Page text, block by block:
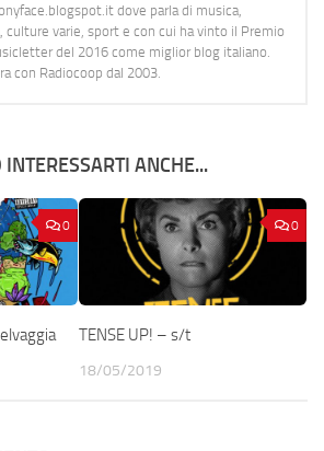
dove parla di musica,
culture varie, sport e con cui ha vinto il Premio
del 2016 come miglior blog italiano.
con Radiocoop dal 2003.
INTERESSARTI ANCHE...
0 0
TENSE UP! – s/t
18/05/2019